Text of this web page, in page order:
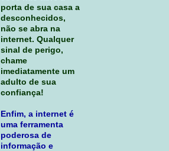
porta de sua casa a
desconhecidos,
não se abra na
internet. Qualquer
sinal de perigo,
chame
imediatamente um
adulto de sua
confiança!
Enfim, a internet é
uma ferramenta
poderosa de
informação e